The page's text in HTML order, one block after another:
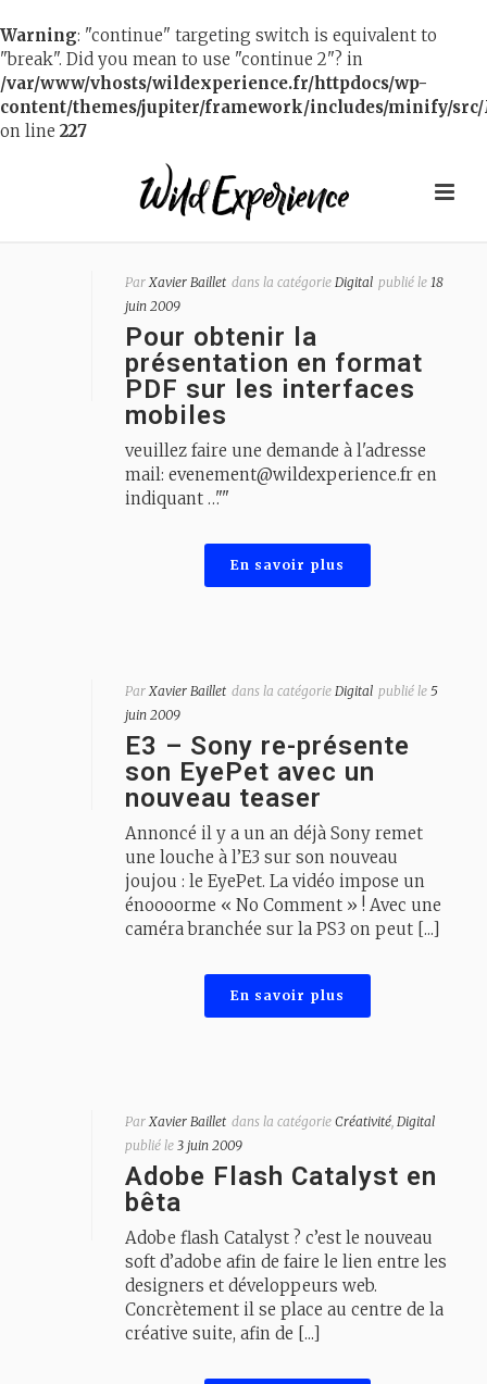
Warning: "continue" targeting switch is equivalent to
"break". Did you mean to use "continue 2"? in
/var/www/vhosts/wildexperience.fr/httpdocs/wp-
content/themes/jupiter/framework/includes/minify/
on line 227
Par Xavier Baillet dans la catégorie Digital publié le 18
juin 2009
Pour obtenir la
présentation en format
PDF sur les interfaces
mobiles
veuillez faire une demande à l'adresse
mail: evenement@wildexperience.fr en
indiquant …""
En savoir plus
Par Xavier Baillet dans la catégorie Digital publié le 5
juin 2009
E3 – Sony re-présente
son EyePet avec un
nouveau teaser
Annoncé il y a un an déjà Sony remet
une louche à l’E3 sur son nouveau
joujou : le EyePet. La vidéo impose un
énoooorme « No Comment » ! Avec une
caméra branchée sur la PS3 on peut [...]
En savoir plus
Par Xavier Baillet dans la catégorie Créativité, Digital
publié le 3 juin 2009
Adobe Flash Catalyst en
bêta
Adobe flash Catalyst ? c’est le nouveau
soft d’adobe afin de faire le lien entre les
designers et développeurs web.
Concrètement il se place au centre de la
créative suite, afin de [...]